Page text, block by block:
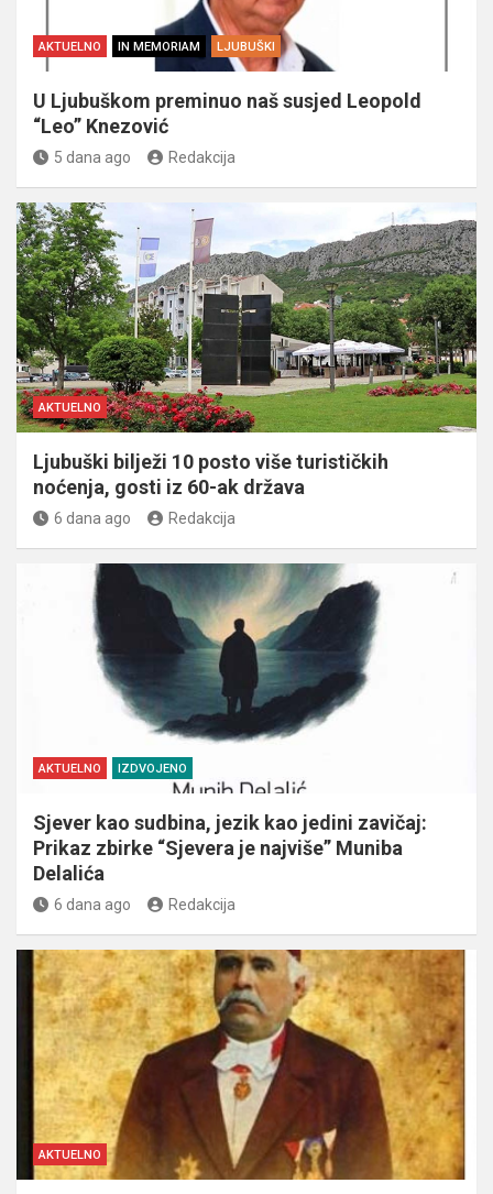
AKTUELNO IN MEMORIAM LJUBUŠKI
U Ljubuškom preminuo naš susjed Leopold
“Leo” Knezović
5 dana ago Redakcija
AKTUELNO
Ljubuški bilježi 10 posto više turističkih
noćenja, gosti iz 60-ak država
6 dana ago Redakcija
AKTUELNO IZDVOJENO
Sjever kao sudbina, jezik kao jedini zavičaj:
Prikaz zbirke “Sjevera je najviše” Muniba
Delalića
6 dana ago Redakcija
AKTUELNO